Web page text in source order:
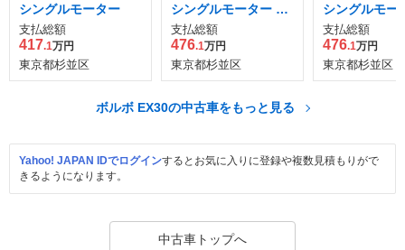
シングルモーター
支払総額
417.1万円
東京都杉並区
シングルモーター エ
クステンデッド レン
ジ
支払総額
476.1万円
東京都杉並区
シングルモー
クステンデッ
ジ
支払総額
476.1万円
東京都杉並区
ボルボ EX30の中古車をもっと見る
Yahoo! JAPAN IDでログインするとお気に入りに登録や複数見積もりがで
きるようになります。
中古車トップへ